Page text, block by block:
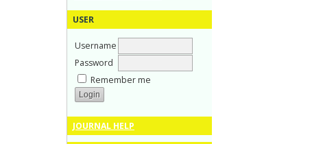
USER
Username
Password
Remember me
JOURNAL HELP